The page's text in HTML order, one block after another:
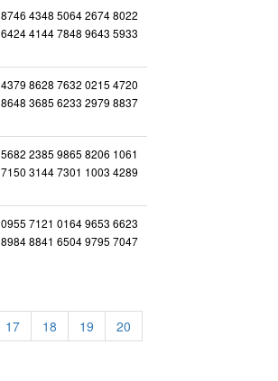
8746 4348 5064 2674 8022
6424 4144 7848 9643 5933
4379 8628 7632 0215 4720
8648 3685 6233 2979 8837
5682 2385 9865 8206 1061
7150 3144 7301 1003 4289
0955 7121 0164 9653 6623
8984 8841 6504 9795 7047
17 18 19
20